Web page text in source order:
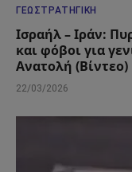
ΓΕΩΣΤΡΑΤΗΓΙΚΉ
Ισραήλ – Ιράν:
και φόβοι για
Ανατολή (Βίντεο)
22/03/2026